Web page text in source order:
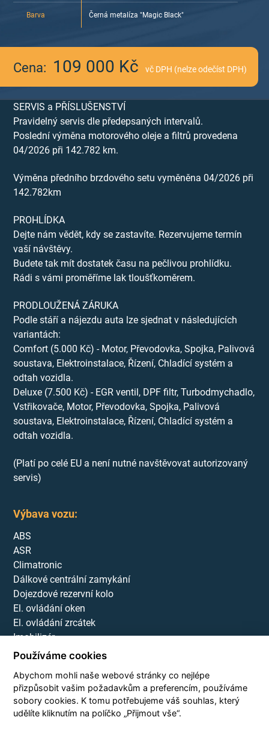
Barva Černá metalíza "Magic Black"
Cena: 109 000 Kč vč DPH (nelze odečíst DPH)
SERVIS a PŘÍSLUŠENSTVÍ
Pravidelný servis dle předepsaných intervalů.
Poslední výměna motorového oleje a filtrů provedena
04/2026 při 142.782 km.
Výměna předního brzdového setu vyměněna 04/2026 při
142.782km
PROHLÍDKA
Dejte nám vědět, kdy se zastavíte. Rezervujeme termín
vaší návštěvy.
Budete tak mít dostatek času na pečlivou prohlídku.
Rádi s vámi proměříme lak tloušťkoměrem.
PRODLOUŽENÁ ZÁRUKA
Podle stáří a nájezdu auta lze sjednat v následujících
variantách:
Comfort (5.000 Kč) - Motor, Převodovka, Spojka, Palivová
soustava, Elektroinstalace, Řízení, Chladící systém a
odtah vozidla.
Deluxe (7.500 Kč) - EGR ventil, DPF filtr, Turbodmychadlo,
Vstřikovače, Motor, Převodovka, Spojka, Palivová
soustava, Elektroinstalace, Řízení, Chladící systém a
odtah vozidla.
(Platí po celé EU a není nutné navštěvovat autorizovaný
servis)
Výbava vozu:
ABS
ASR
Climatronic
Dálkové centrální zamykání
Dojezdové rezervní kolo
El. ovládání oken
El. ovládání zrcátek
Imobilizér
Litá kola
Mlhovky
Natáčecí světlomety
Originální autorádio
Používáme cookies
Abychom mohli naše webové stránky co nejlépe
přizpůsobit vašim požadavkům a preferencím, používáme
sobory cookies. K tomu potřebujeme váš souhlas, který
udělíte kliknutím na políčko „Přijmout vše“.